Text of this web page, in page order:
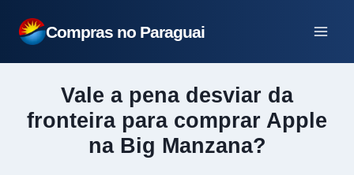
para
Compras no Paraguai
Vale a pena desviar da
fronteira para comprar Apple
na Big Manzana?